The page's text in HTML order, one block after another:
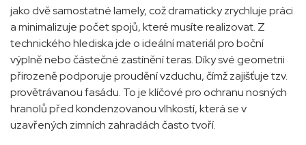
jako dvě samostatné lamely, což dramaticky zrychluje práci
a minimalizuje počet spojů, které musíte realizovat. Z
technického hlediska jde o ideální materiál pro boční
výplně nebo částečné zastínění teras. Díky své geometrii
přirozeně podporuje proudění vzduchu, čímž zajišťuje tzv.
provětrávanou fasádu. To je klíčové pro ochranu nosných
hranolů před kondenzovanou vlhkostí, která se v
uzavřených zimních zahradách často tvoří.